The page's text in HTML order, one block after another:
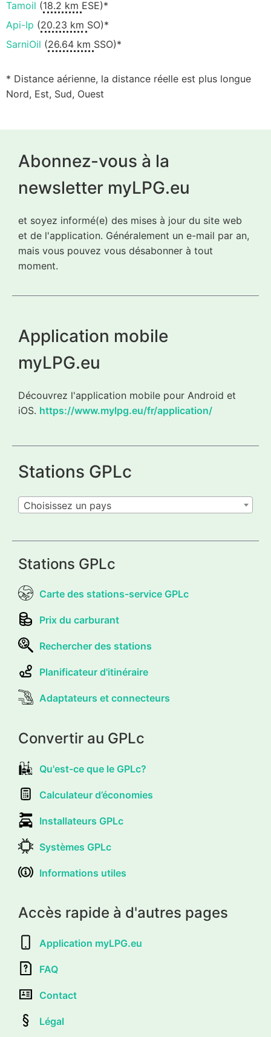
Tamoil (18.2 km ESE)*
Api-Ip (20.23 km SO)*
SarniOil (26.64 km SSO)*
* Distance aérienne, la distance réelle est plus longue
Nord, Est, Sud, Ouest
Abonnez-vous à la
newsletter myLPG.eu
et soyez informé(e) des mises à jour du site web
et de l'application. Généralement un e-mail par an,
mais vous pouvez vous désabonner à tout
moment.
Application mobile
myLPG.eu
Découvrez l'application mobile pour Android et
iOS. https://www.mylpg.eu/fr/application/
Stations GPLc
Choisissez un pays
Stations GPLc
Carte des stations-service GPLc
Prix du carburant
Rechercher des stations
Planificateur d'itinéraire
Adaptateurs et connecteurs
Convertir au GPLc
Qu'est-ce que le GPLc?
Calculateur d’économies
Installateurs GPLc
Systèmes GPLc
Informations utiles
Accès rapide à d'autres pages
Application myLPG.eu
FAQ
Contact
Légal